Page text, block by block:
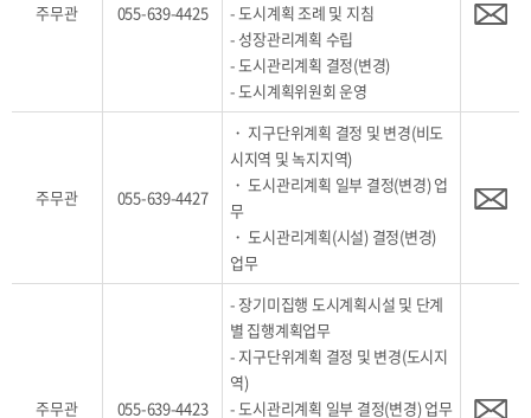
주무관 055-639-4425
- 도시계획 조례 및 지침
- 성장관리계획 수립
- 도시관리계획 결정(변경)
- 도시계획위원회 운영
주무관 055-639-4427
・ 지구단위계획 결정 및 변경(비도
시지역 및 녹지지역)
・ 도시관리계획 일부 결정(변경) 업
무
・ 도시관리계획(시설) 결정(변경)
업무
주무관 055-639-4423
- 장기미집행 도시계획시설 및 단계
별 집행계획업무
- 지구단위계획 결정 및 변경(도시지
역)
- 도시관리계획 일부 결정(변경) 업무